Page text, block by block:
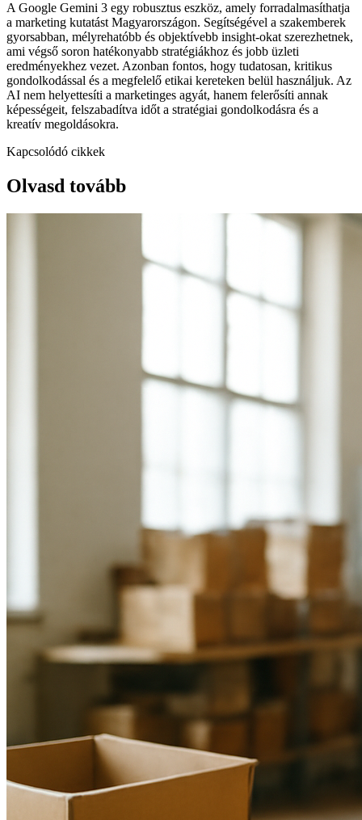
A Google Gemini 3 egy robusztus eszköz, amely forradalmasíthatja
a marketing kutatást Magyarországon. Segítségével a szakemberek
gyorsabban, mélyrehatóbb és objektívebb insight-okat szerezhetnek,
ami végső soron hatékonyabb stratégiákhoz és jobb üzleti
eredményekhez vezet. Azonban fontos, hogy tudatosan, kritikus
gondolkodással és a megfelelő etikai kereteken belül használjuk. Az
AI nem helyettesíti a marketinges agyát, hanem felerősíti annak
képességeit, felszabadítva időt a stratégiai gondolkodásra és a
kreatív megoldásokra.
Kapcsolódó cikkek
Olvasd tovább